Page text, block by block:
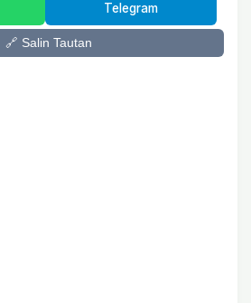
Telegram
🔗 Salin Tautan